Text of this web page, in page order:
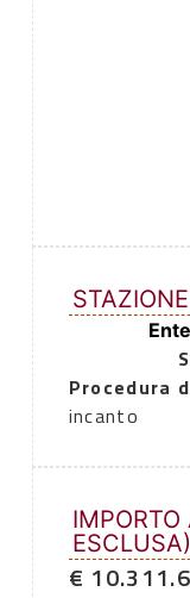
Ente
Procedura
incanto
ESCLUSA)
€